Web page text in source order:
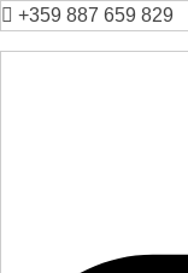
+359 887 659 829